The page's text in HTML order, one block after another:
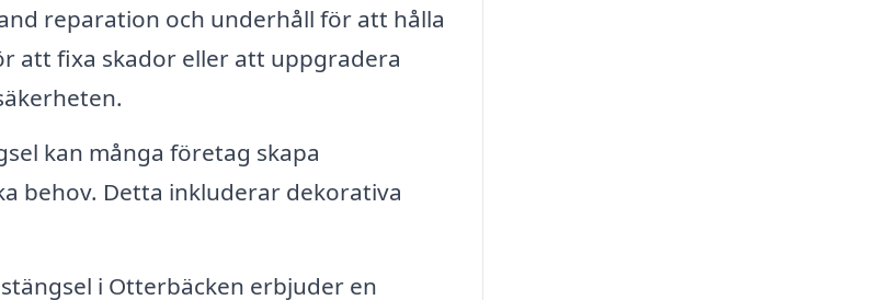
reparation och underhåll för att hålla
att fixa skador eller att uppgradera
kan många företag skapa
behov. Detta inkluderar dekorativa
i Otterbäcken erbjuder en